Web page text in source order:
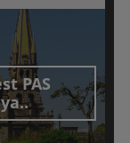
PAS